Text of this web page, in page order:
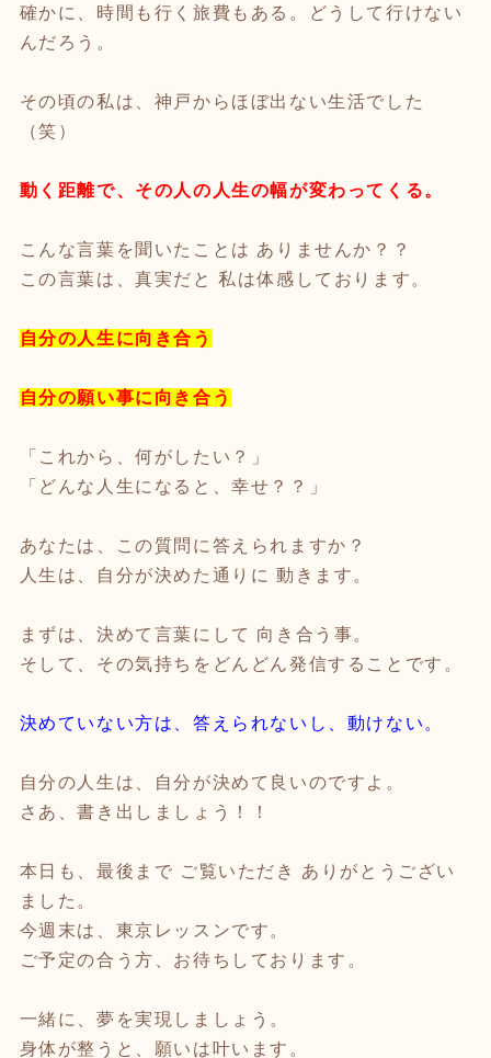
確かに、時間も行く旅費もある。どうして行けない
んだろう。
その頃の私は、神戸からほぼ出ない生活でした
（笑）
動く距離で、その人の人生の幅が変わってくる。
こんな言葉を聞いたことは ありませんか？？
この言葉は、真実だと 私は体感しております。
自分の人生に向き合う
自分の願い事に向き合う
「これから、何がしたい？」
「どんな人生になると、幸せ？？」
あなたは、この質問に答えられますか？
人生は、自分が決めた通りに 動きます。
まずは、決めて言葉にして 向き合う事。
そして、その気持ちをどんどん発信することです。
決めていない方は、答えられないし、動けない。
自分の人生は、自分が決めて良いのですよ。
さあ、書き出しましょう！！
本日も、最後まで ご覧いただき ありがとうござい
ました。
今週末は、東京レッスンです。
ご予定の合う方、お待ちしております。
一緒に、夢を実現しましょう。
身体が整うと、願いは叶います。